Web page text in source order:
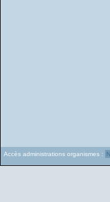
Accès administrations organismes :